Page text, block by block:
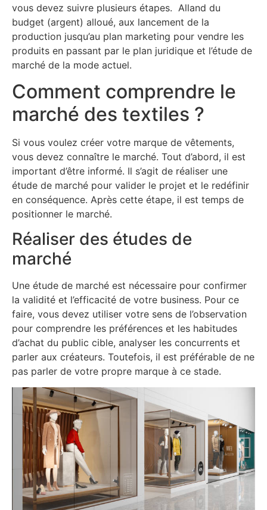
vous devez suivre plusieurs étapes. Alland du
budget (argent) alloué, aux lancement de la
production jusqu’au plan marketing pour vendre les
produits en passant par le plan juridique et l’étude de
marché de la mode actuel.
Comment comprendre le
marché des textiles ?
Si vous voulez créer votre marque de vêtements,
vous devez connaître le marché. Tout d’abord, il est
important d’être informé. Il s’agit de réaliser une
étude de marché pour valider le projet et le redéfinir
en conséquence. Après cette étape, il est temps de
positionner le marché.
Réaliser des études de
marché
Une étude de marché est nécessaire pour confirmer
la validité et l’efficacité de votre business. Pour ce
faire, vous devez utiliser votre sens de l’observation
pour comprendre les préférences et les habitudes
d’achat du public cible, analyser les concurrents et
parler aux créateurs. Toutefois, il est préférable de ne
pas parler de votre propre marque à ce stade.